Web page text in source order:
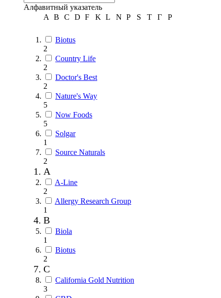
Алфавитный указатель
A
B C D F K L N P S T Г Р
Biotus
2
Country Life
2
Doctor's Best
2
Nature's Way
5
Now Foods
5
Solgar
1
Source Naturals
2
A
A-Line
2
Allergy Research Group
1
B
Biola
1
Biotus
2
C
California Gold Nutrition
3